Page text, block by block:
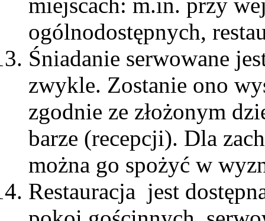
ogólnodostępnych,
Śniadanie serwowane
zwykle. Zostanie ono
zgodnie ze złożonym
barze (recepcji). Dla
można go spożyć w
Restauracja jest